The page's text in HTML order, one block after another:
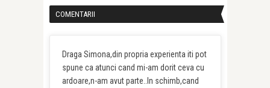
COMENTARII
Draga Simona,din propria experienta iti pot
spune ca atunci cand mi-am dorit ceva cu
ardoare,n-am avut parte..In schimb,cand